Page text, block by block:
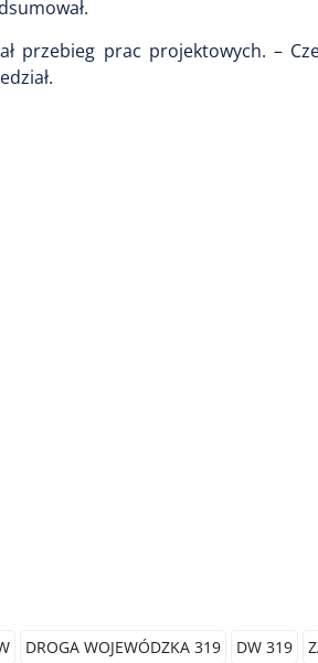
przebieg prac projektowych. –
DROGA WOJEWÓDZKA 319 DW 319